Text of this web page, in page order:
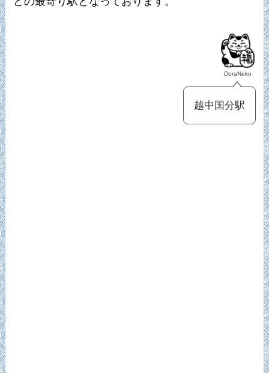
DoraNeko
越中国分駅